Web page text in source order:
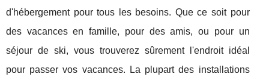
d'hébergement pour tous les besoins. Que ce soit pour
des vacances en famille, pour des amis, ou pour un
séjour de ski, vous trouverez sûrement l'endroit idéal
pour passer vos vacances. La plupart des installations